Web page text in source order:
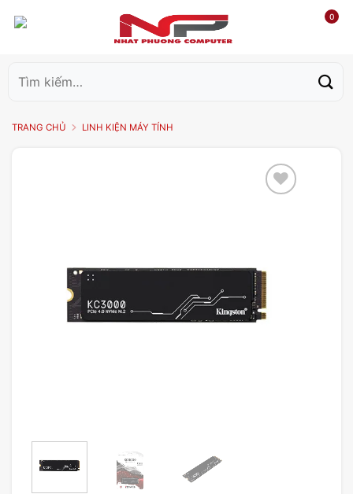
0
kiếm:
TRANG CHỦ LINH KIỆN MÁY TÍNH